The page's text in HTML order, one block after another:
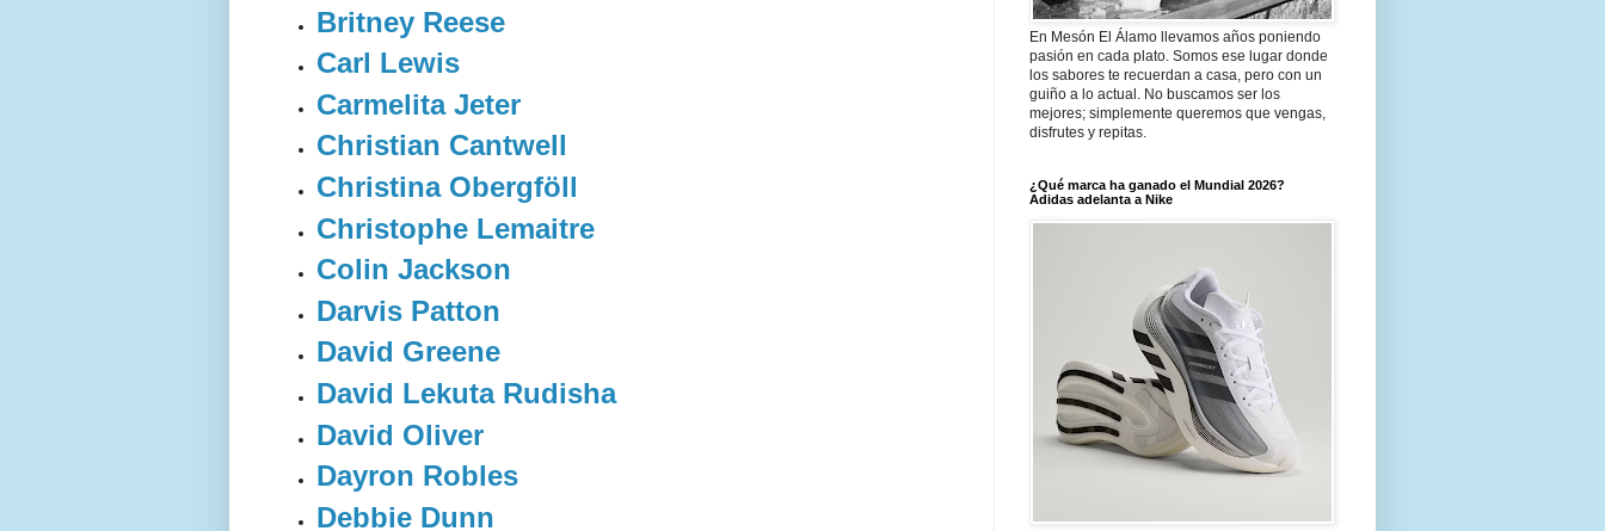
Britney Reese
Carl Lewis
Carmelita Jeter
Christian Cantwell
Christina Obergföll
Christophe Lemaitre
Colin Jackson
Darvis Patton
David Greene
David Lekuta Rudisha
David Oliver
Dayron Robles
Debbie Dunn
En Mesón El Álamo llevamos años poniendo
pasión en cada plato. Somos ese lugar donde
los sabores te recuerdan a casa, pero con un
guiño a lo actual. No buscamos ser los
mejores; simplemente queremos que vengas,
disfrutes y repitas.
¿Qué marca ha ganado el Mundial 2026?
Adidas adelanta a Nike